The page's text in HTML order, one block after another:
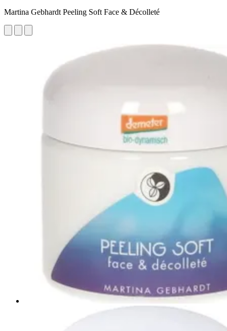
Martina Gebhardt Peeling Soft Face & Décolleté